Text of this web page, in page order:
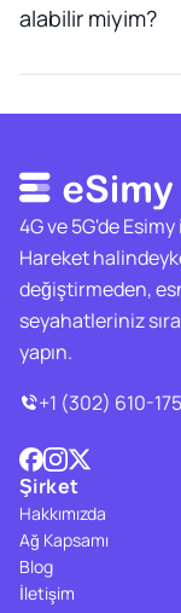
alabilir miyim?
4G ve 5G'de
Hareket
değiştirmeden,
seyahatleriniz
yapın.
+1 (302) 610-
Şirket
Hakkımızda
Ağ Kapsamı
Blog
İletişim